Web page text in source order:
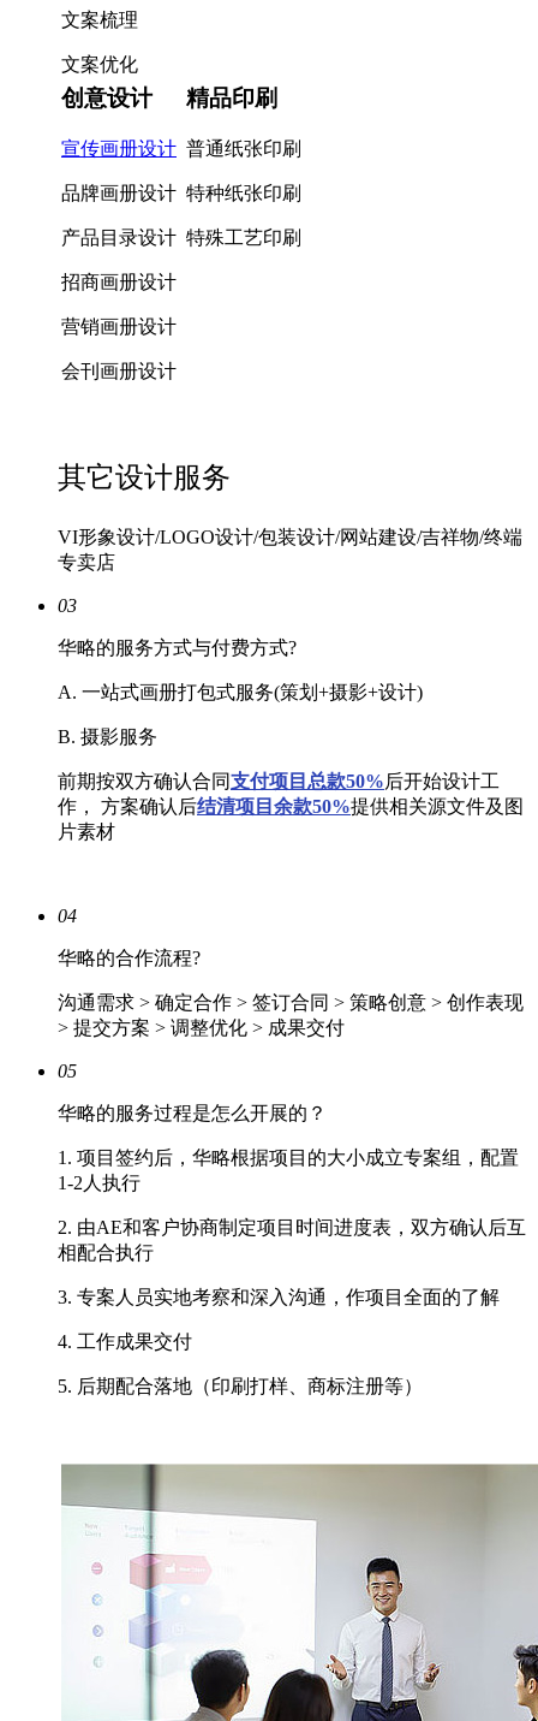
文案梳理
文案优化
创意设计
宣传画册设计
品牌画册设计
产品目录设计
招商画册设计
营销画册设计
会刊画册设计
精品印刷
普通纸张印刷
特种纸张印刷
特殊工艺印刷
其它设计服务
VI形象设计/LOGO设计/包装设计/网站建设/吉祥物/终端
专卖店
03
华略的服务方式与付费方式?
A. 一站式画册打包式服务(策划+摄影+设计)
B. 摄影服务
前期按双方确认合同支付项目总款50%后开始设计工
作， 方案确认后结清项目余款50%提供相关源文件及图
片素材
04
华略的合作流程?
沟通需求 > 确定合作 > 签订合同 > 策略创意 > 创作表现
> 提交方案 > 调整优化 > 成果交付
05
华略的服务过程是怎么开展的？
1. 项目签约后，华略根据项目的大小成立专案组，配置
1-2人执行
2. 由AE和客户协商制定项目时间进度表，双方确认后互
相配合执行
3. 专案人员实地考察和深入沟通，作项目全面的了解
4. 工作成果交付
5. 后期配合落地（印刷打样、商标注册等）